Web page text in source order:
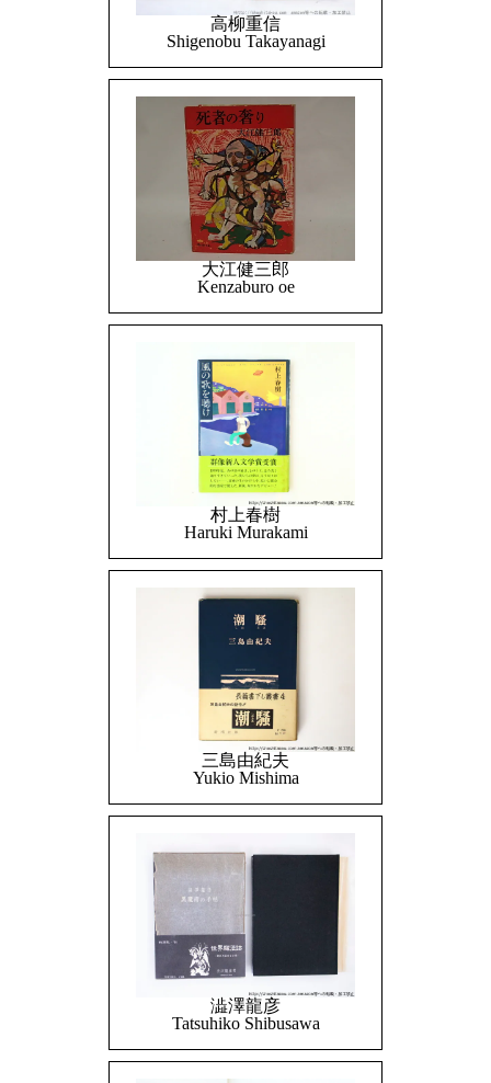
高柳重信
Shigenobu Takayanagi
大江健三郎
Kenzaburo oe
村上春樹
Haruki Murakami
三島由紀夫
Yukio Mishima
澁澤龍彦
Tatsuhiko Shibusawa